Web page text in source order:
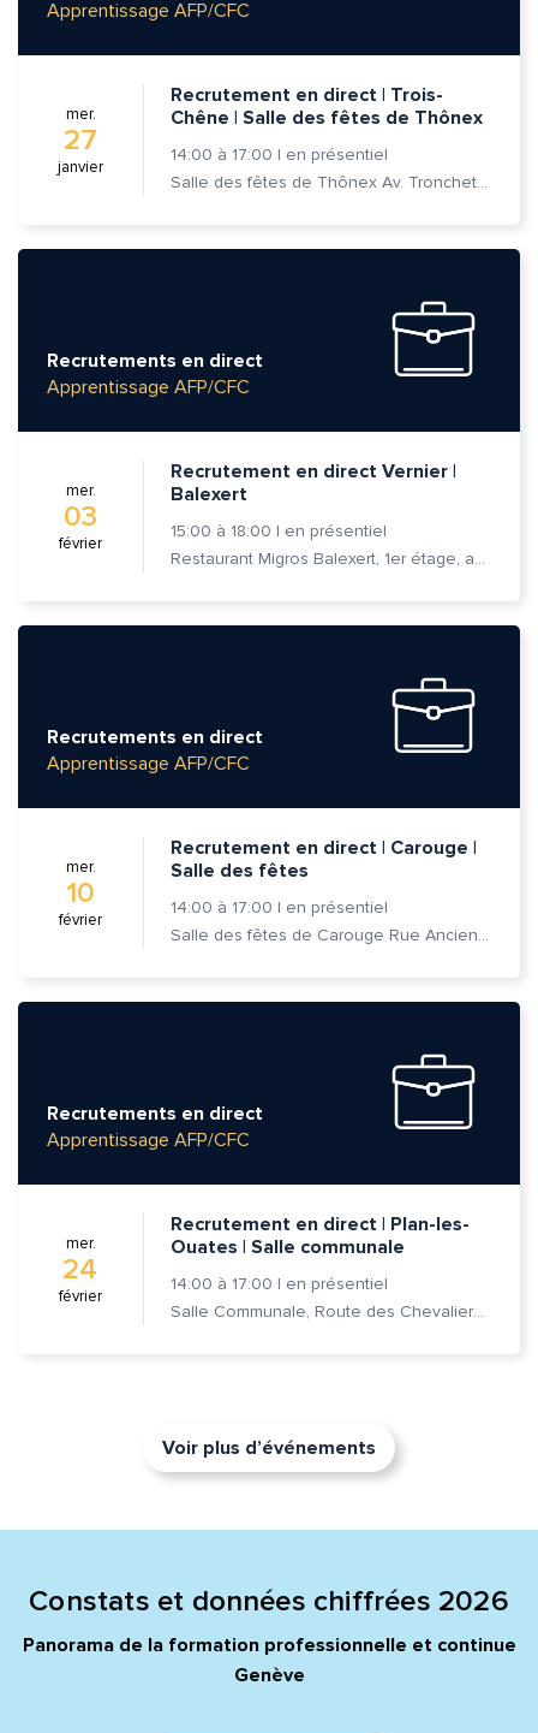
Apprentissage AFP/CFC
mer.
27
janvier
Recrutement en direct | Trois-
Chêne | Salle des fêtes de Thônex
14:00 à 17:00 | en présentiel
Salle des fêtes de Thônex Av. Tronchet 18 - 1226 Thônex
Recrutements en direct
Apprentissage AFP/CFC
mer.
03
février
Recrutement en direct Vernier |
Balexert
15:00 à 18:00 | en présentiel
Restaurant Migros Balexert, 1er étage, av. Louis-Casaï 27, 1209 Vernier
Recrutements en direct
Apprentissage AFP/CFC
mer.
10
février
Recrutement en direct | Carouge |
Salle des fêtes
14:00 à 17:00 | en présentiel
Salle des fêtes de Carouge Rue Ancienne 37, 1227 Carouge
Recrutements en direct
Apprentissage AFP/CFC
mer.
24
février
Recrutement en direct | Plan-les-
Ouates | Salle communale
14:00 à 17:00 | en présentiel
Salle Communale, Route des Chevaliers-de-Malte 7, 1228 Plan-les-Ouates
Voir plus d’événements
Constats et données chiffrées 2026
Panorama de la formation professionnelle et continue
Genève
Adresse e-mail*